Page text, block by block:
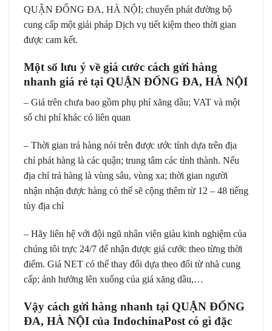
QUẬN ĐỐNG ĐA, HÀ NỘI; chuyển phát đường bộ
cung cấp một giải pháp Dịch vụ tiết kiệm theo thời gian
được cam kết.
Một số lưu ý về giá cước cách gửi hàng
nhanh giá rẻ tại QUẬN ĐỐNG ĐA, HÀ NỘI
– Giá trên chưa bao gồm phụ phí xăng dầu; VAT và một
số chi phí khác có liên quan
– Thời gian trả hàng nói trên được ước tính dựa trên địa
chỉ phát hàng là các quận; trung tâm các tỉnh thành. Nếu
địa chỉ trả hàng là vùng sâu, vùng xa; thời gian người
nhận nhận được hàng có thể sẽ cộng thêm từ 12 – 48 tiếng
tùy địa chỉ
– Hãy liên hệ với đội ngũ nhân viên giàu kinh nghiệm của
chúng tôi trực 24/7 để nhận được giá cước theo từng thời
điểm. Giá NET có thể thay đổi dựa theo đổi từ nhà cung
cấp; ảnh hưởng lên xuống của giá xăng dầu,…
Vậy cách gửi hàng nhanh tại QUẬN ĐỐNG
ĐA, HÀ NỘI của IndochinaPost có gì đặc